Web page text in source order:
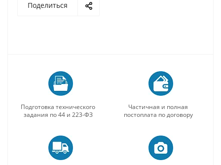
Поделиться
Подготовка технического
задания по 44 и 223-ФЗ
Частичная и полная
постоплата по договору